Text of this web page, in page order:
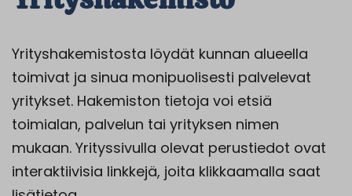
Yrityshakemistosta löydät kunnan alueella
toimivat ja sinua monipuolisesti palvelevat
yritykset. Hakemiston tietoja voi etsiä
toimialan, palvelun tai yrityksen nimen
mukaan. Yrityssivulla olevat perustiedot ovat
interaktiivisia linkkejä, joita klikkaamalla saat